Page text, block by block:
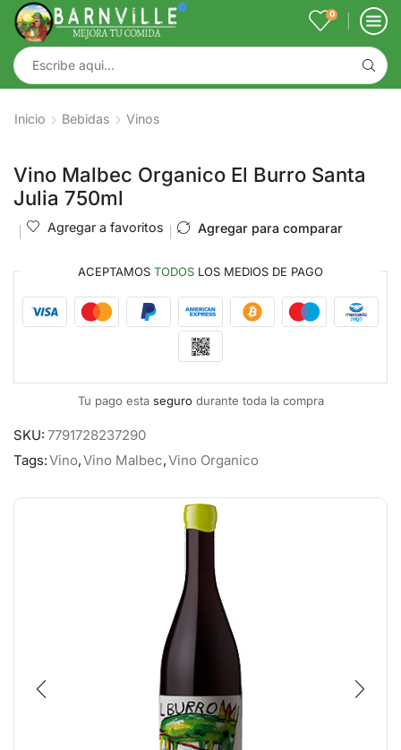
0
Inicio Bebidas Vinos
Vino Malbec Organico El Burro Santa
Julia 750ml
Agregar a favoritos Agregar para comparar
ACEPTAMOS TODOS LOS MEDIOS DE PAGO
Tu pago esta segurodurante toda la compra
SKU: 7791728237290
Tags:Vino,Vino Malbec,Vino Organico